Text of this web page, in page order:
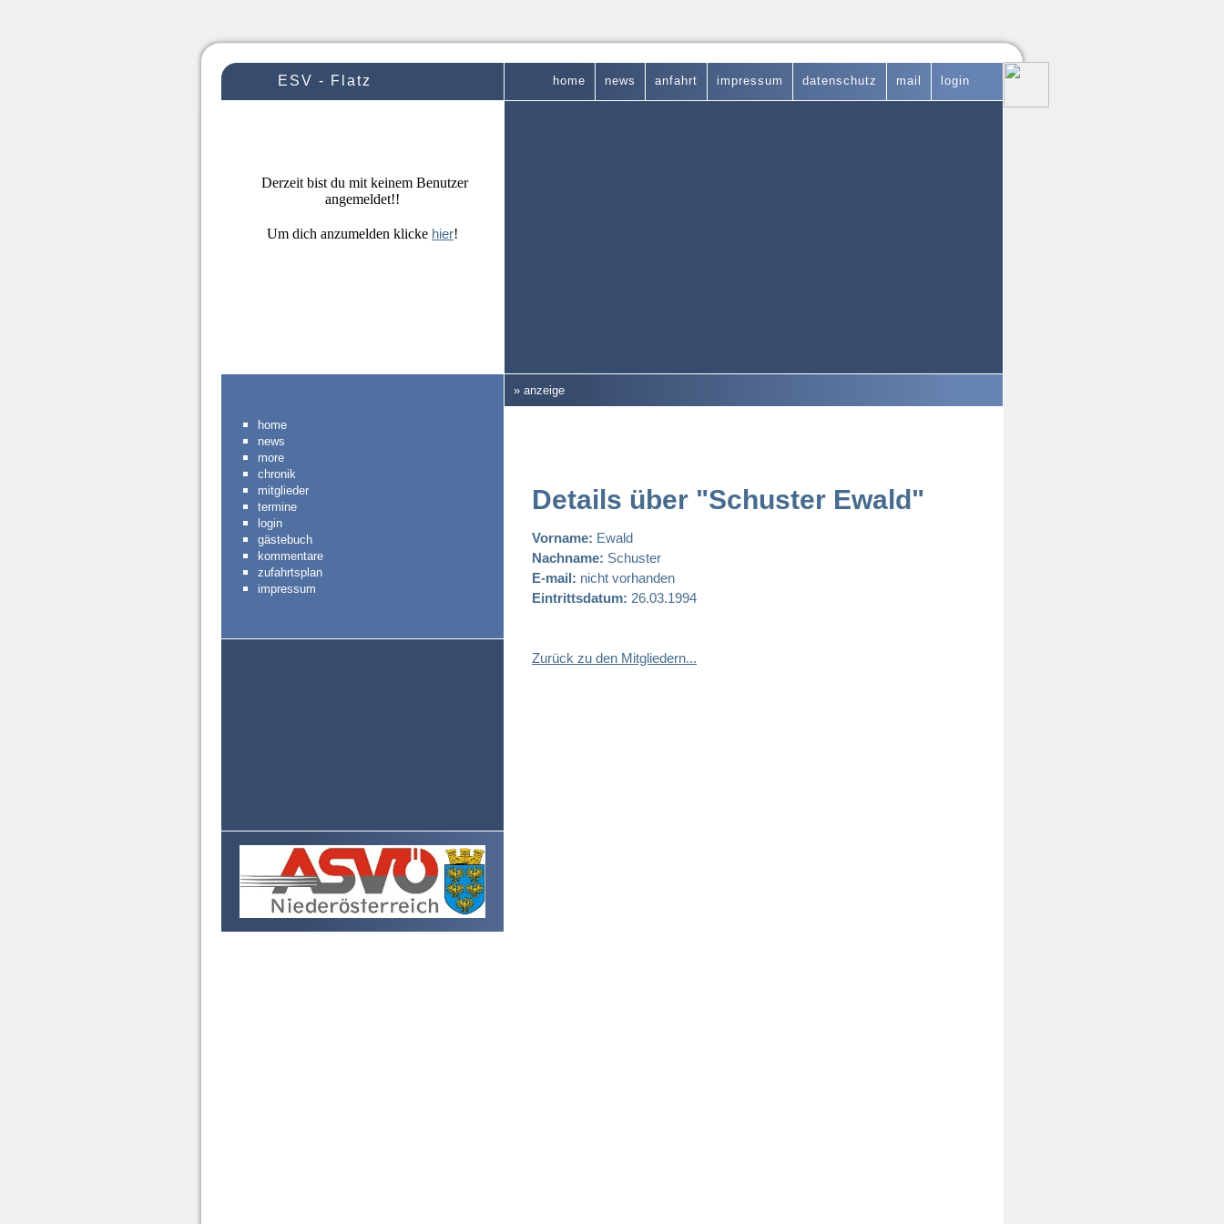
ESV - Flatz home news anfahrt impressum datenschutz mail login
Derzeit bist du mit keinem Benutzer
angemeldet!!
Um dich anzumelden klicke hier!
home
news
more
chronik
mitglieder
termine
login
gästebuch
kommentare
zufahrtsplan
impressum
» anzeige
Details über "Schuster Ewald"
Vorname: Ewald
Nachname: Schuster
E-mail: nicht vorhanden
Eintrittsdatum: 26.03.1994
Zurück zu den Mitgliedern...